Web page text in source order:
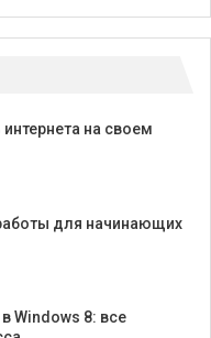
интернета на своем
для начинающих
Windows 8: все